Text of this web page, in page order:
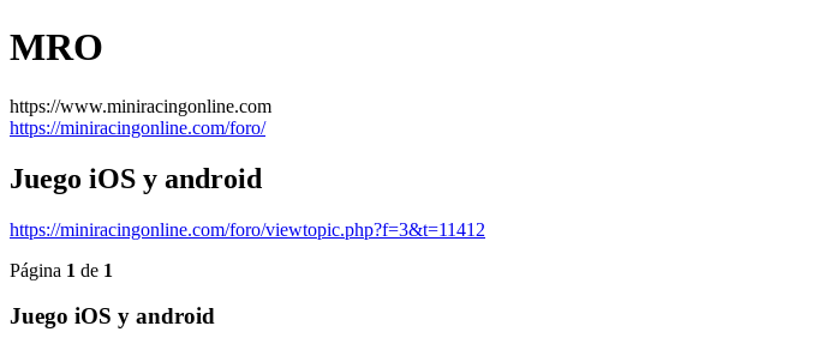
MRO
https://www.miniracingonline.com
https://miniracingonline.com/foro/
Juego iOS y android
https://miniracingonline.com/foro/viewtopic.php?f=3&t=11412
Página 1 de 1
Juego iOS y android